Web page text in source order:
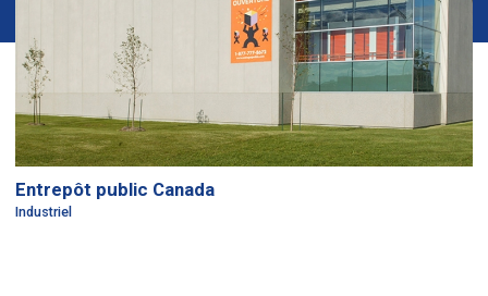
Entrepôt public Canada
Industriel